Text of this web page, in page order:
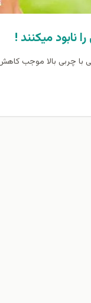
نابود ميكنند !
با چربی بالا موجب